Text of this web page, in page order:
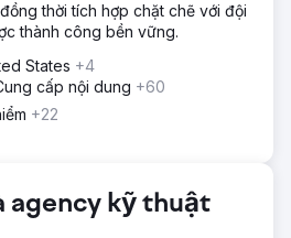
đến trang agency
thời tích hợp chặt chẽ với đội
thành công bền vững.
States +4
cấp nội dung +60
+22
agency kỹ thuật